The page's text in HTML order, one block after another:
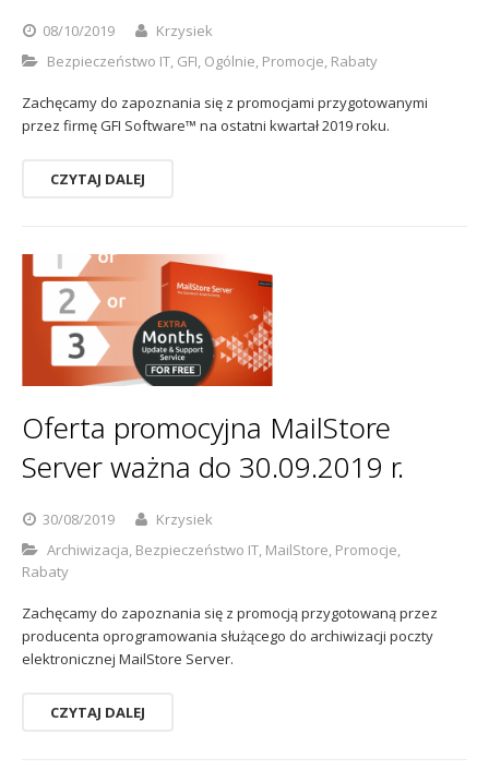
08/10/2019
Krzysiek
Bezpieczeństwo IT, GFI, Ogólnie, Promocje, Rabaty
Zachęcamy do zapoznania się z promocjami przygotowanymi
przez firmę GFI Software™ na ostatni kwartał 2019 roku.
CZYTAJ DALEJ
Oferta promocyjna MailStore
Server ważna do 30.09.2019 r.
30/08/2019
Krzysiek
Archiwizacja, Bezpieczeństwo IT, MailStore, Promocje,
Rabaty
Zachęcamy do zapoznania się z promocją przygotowaną przez
producenta oprogramowania służącego do archiwizacji poczty
elektronicznej MailStore Server.
CZYTAJ DALEJ